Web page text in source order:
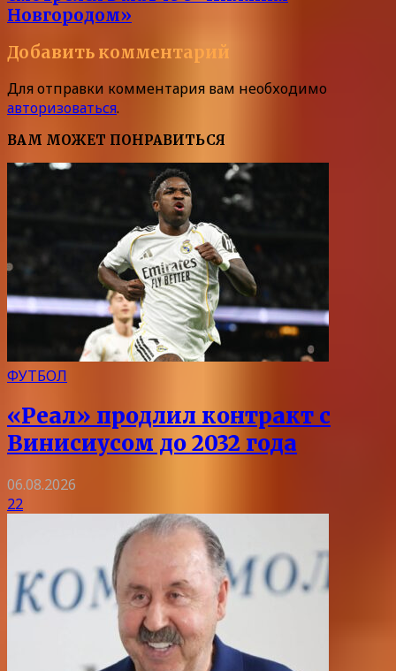
Новгородом»
Добавить комментарий
Для отправки комментария вам необходимо
авторизоваться.
ВАМ МОЖЕТ ПОНРАВИТЬСЯ
ФУТБОЛ
«Реал» продлил контракт с
Винисиусом до 2032 года
06.08.2026
22